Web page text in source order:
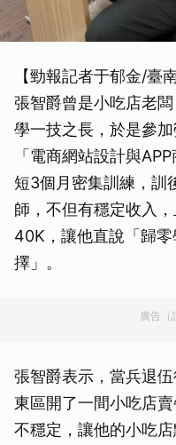
【勁報記者于郁金/臺
張智爵曾是小吃店老
學一技之長，於是參
「電商網站設計與
短3個月密集訓練，訓
師，不但有穩定收入
40K，讓他直說「歸
擇」。
廣告（
張智爵表示，當兵退
東區開了一間小吃店
不穩定，讓他的小吃